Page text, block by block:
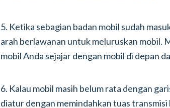
5. Ketika sebagian badan mobil sudah
arah berlawanan untuk meluruskan mobil.
mobil Anda sejajar dengan mobil di depan
6. Kalau mobil masih belum rata dengan
diatur dengan memindahkan tuas transmisi